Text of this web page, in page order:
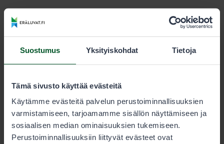
Suostumus Yksityiskohdat Tietoja
Tämä sivusto käyttää evästeitä
Käytämme evästeitä palvelun perustoiminnallisuuksien
varmistamiseen, tarjoamamme sisällön näyttämiseen ja
sosiaalisen median ominaisuuksien tukemiseen.
Perustoiminnallisuuksiin liittyvät evästeet ovat
Metsästyksen kestävyyden varmistamiseksi jokaiselle
lupa-alueelle on määritelty myytävien vesilintu- ja
jänislupien enimmäismäärä. Lupia myydään, kunnes
tämä määrä saavutetaan.
Metsästäjän tulee aina tarkistaa sallitut saalislajit ja
saaliskiintiöt lupaehdoista.
Nuorisoluvat
Alle 15-vuotias voi metsästää pienriistaa ilman omaa
lupaa sellaisen henkilön saaliskiintiöön, joka on